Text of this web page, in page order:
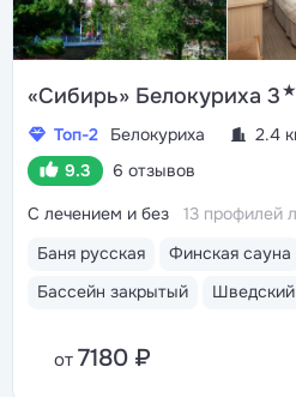
«Сибирь» Белокуриха 3★
Топ-2 Белокуриха
2.4
9.3
6 отзывов
Баня русская Финская сауна
Бассейн закрытый
Шведский
С лечением и без 13 профилей
от 7180 ₽